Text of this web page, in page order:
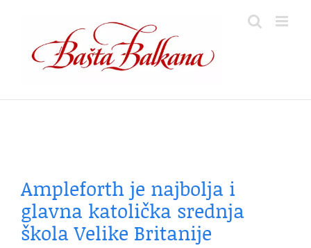
content
Ampleforth je najbolja i
glavna katolička srednja
škola Velike Britanije